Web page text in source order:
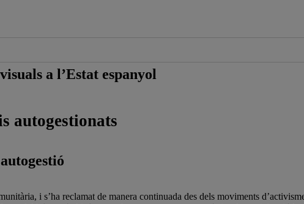
a l’Estat espanyol
autogestionats
i s’ha reclamat de manera continuada des dels moviments